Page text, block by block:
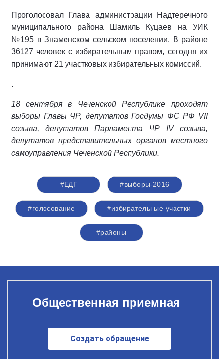
Проголосовал Глава администрации Надтеречного
муниципального района Шамиль Куцаев на УИК
№195 в Знаменском сельском поселении. В районе
36127 человек с избирательным правом, сегодня их
принимают 21 участковых избирательных комиссий.
.
18 сентября в Чеченской Республике проходят
выборы Главы ЧР, депутатов Госдумы ФС РФ VII
созыва, депутатов Парламента ЧР IV созыва,
депутатов представительных органов местного
самоуправления Чеченской Республики.
#ЕДГ #выборы-2016
#голосование #избирательные участки
#районы
Общественная приемная
Создать обращение